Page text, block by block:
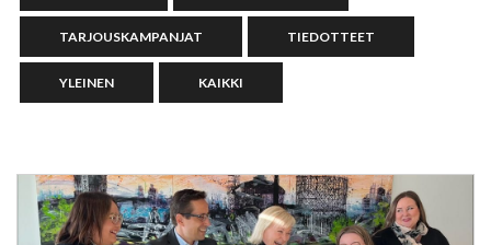
TARJOUSKAMPANJAT TIEDOTTEET
YLEINEN KAIKKI